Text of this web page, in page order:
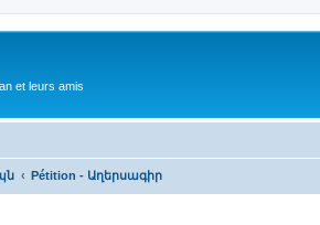
et leurs amis
Pétition - Աղերսագիր